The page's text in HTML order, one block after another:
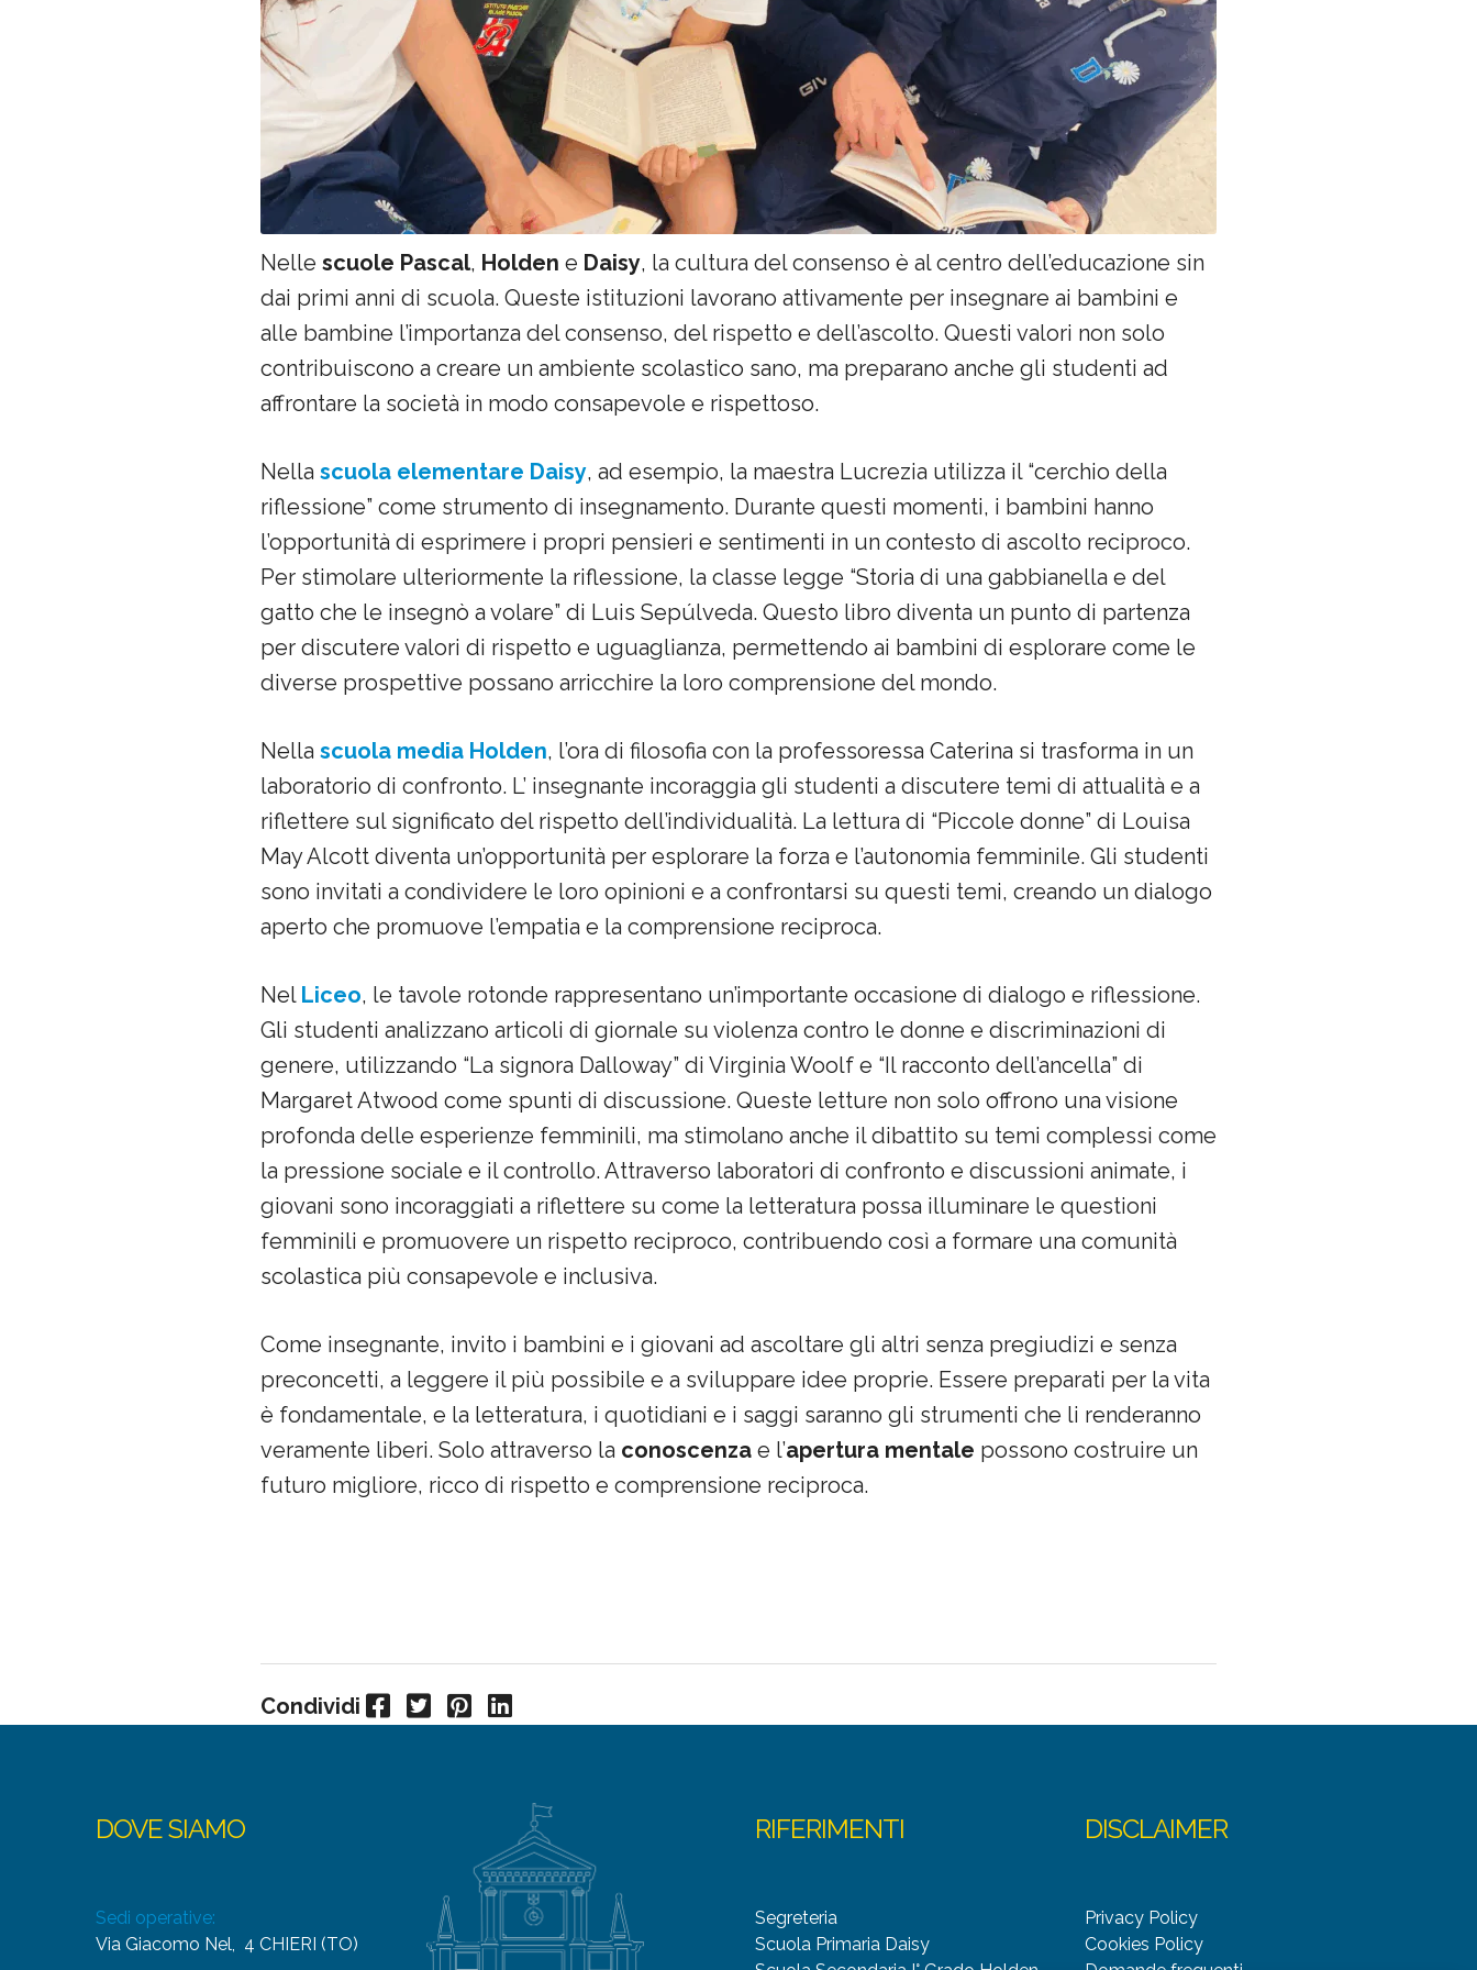
Nelle scuole Pascal, Holden e Daisy, la cultura del consenso è al centro dell’educazione sin
dai primi anni di scuola. Queste istituzioni lavorano attivamente per insegnare ai bambini e
alle bambine l’importanza del consenso, del rispetto e dell’ascolto. Questi valori non solo
contribuiscono a creare un ambiente scolastico sano, ma preparano anche gli studenti ad
affrontare la società in modo consapevole e rispettoso.
Nella scuola elementare Daisy, ad esempio, la maestra Lucrezia utilizza il “cerchio della
riflessione” come strumento di insegnamento. Durante questi momenti, i bambini hanno
l’opportunità di esprimere i propri pensieri e sentimenti in un contesto di ascolto reciproco.
Per stimolare ulteriormente la riflessione, la classe legge “Storia di una gabbianella e del
gatto che le insegnò a volare” di Luis Sepúlveda. Questo libro diventa un punto di partenza
per discutere valori di rispetto e uguaglianza, permettendo ai bambini di esplorare come le
diverse prospettive possano arricchire la loro comprensione del mondo.
Nella scuola media Holden, l’ora di filosofia con la professoressa Caterina si trasforma in un
laboratorio di confronto. L’ insegnante incoraggia gli studenti a discutere temi di attualità e a
riflettere sul significato del rispetto dell’individualità. La lettura di “Piccole donne” di Louisa
May Alcott diventa un’opportunità per esplorare la forza e l’autonomia femminile. Gli studenti
sono invitati a condividere le loro opinioni e a confrontarsi su questi temi, creando un dialogo
aperto che promuove l’empatia e la comprensione reciproca.
Nel Liceo, le tavole rotonde rappresentano un’importante occasione di dialogo e riflessione.
Gli studenti analizzano articoli di giornale su violenza contro le donne e discriminazioni di
genere, utilizzando “La signora Dalloway” di Virginia Woolf e “Il racconto dell’ancella” di
Margaret Atwood come spunti di discussione. Queste letture non solo offrono una visione
profonda delle esperienze femminili, ma stimolano anche il dibattito su temi complessi come
la pressione sociale e il controllo. Attraverso laboratori di confronto e discussioni animate, i
giovani sono incoraggiati a riflettere su come la letteratura possa illuminare le questioni
femminili e promuovere un rispetto reciproco, contribuendo così a formare una comunità
scolastica più consapevole e inclusiva.
Come insegnante, invito i bambini e i giovani ad ascoltare gli altri senza pregiudizi e senza
preconcetti, a leggere il più possibile e a sviluppare idee proprie. Essere preparati per la vita
è fondamentale, e la letteratura, i quotidiani e i saggi saranno gli strumenti che li renderanno
veramente liberi. Solo attraverso la conoscenza e l’apertura mentale possono costruire un
futuro migliore, ricco di rispetto e comprensione reciproca.
Condividi Facebook Twitter Pinterest LinkedIn
DOVE SIAMO
Sedi operative:
Via Giacomo Nel, 4 CHIERI (TO)
RIFERIMENTI
Segreteria
Scuola Primaria Daisy
DISCLAIMER
Privacy Policy
Cookies Policy